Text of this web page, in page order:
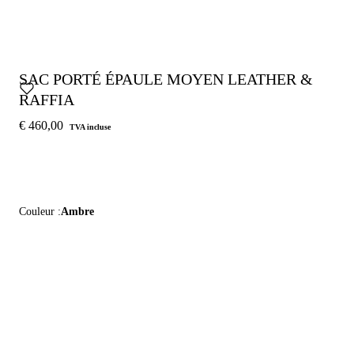
SAC PORTÉ ÉPAULE MOYEN LEATHER &
RAFFIA
€ 460,00 TVA incluse
Couleur :Ambre